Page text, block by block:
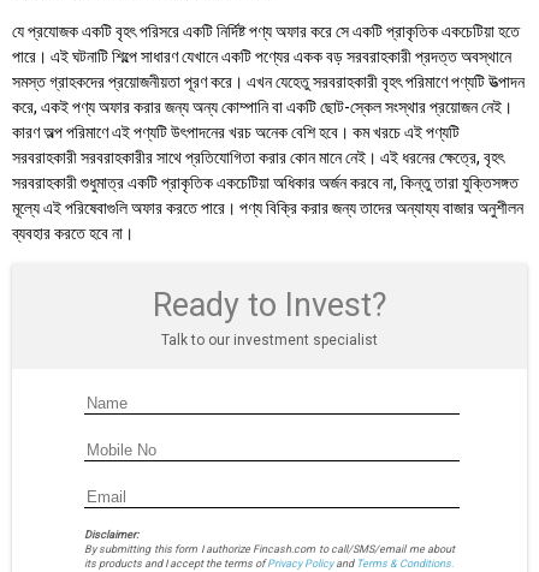
যে প্রযোজক একটি বৃহৎ পরিসরে একটি নির্দিষ্ট পণ্য অফার করে সে একটি প্রাকৃতিক একচেটিয়া হতে
পারে। এই ঘটনাটি শিল্পে সাধারণ যেখানে একটি পণ্যের একক বড় সরবরাহকারী প্রদত্ত অবস্থানে
সমস্ত গ্রাহকদের প্রয়োজনীয়তা পূরণ করে। এখন যেহেতু সরবরাহকারী বৃহৎ পরিমাণে পণ্যটি উত্পাদন
করে, একই পণ্য অফার করার জন্য অন্য কোম্পানি বা একটি ছোট-স্কেল সংস্থার প্রয়োজন নেই।
কারণ অল্প পরিমাণে এই পণ্যটি উৎপাদনের খরচ অনেক বেশি হবে। কম খরচে এই পণ্যটি
সরবরাহকারী সরবরাহকারীর সাথে প্রতিযোগিতা করার কোন মানে নেই। এই ধরনের ক্ষেত্রে, বৃহৎ
সরবরাহকারী শুধুমাত্র একটি প্রাকৃতিক একচেটিয়া অধিকার অর্জন করবে না, কিন্তু তারা যুক্তিসঙ্গত
মূল্যে এই পরিষেবাগুলি অফার করতে পারে। পণ্য বিক্রি করার জন্য তাদের অন্যায্য বাজার অনুশীলন
ব্যবহার করতে হবে না।
Ready to Invest?
Talk to our investment specialist
Disclaimer:
By submitting this form I authorize Fincash.com to call/SMS/email me about
its products and I accept the terms ofPrivacy Policyand Terms & Conditions.